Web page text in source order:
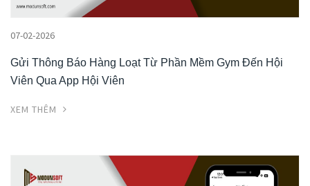
07-02-2026
Gửi Thông Báo Hàng Loạt Từ Phần Mềm Gym Đến Hội
Viên Qua App Hội Viên
XEM THÊM